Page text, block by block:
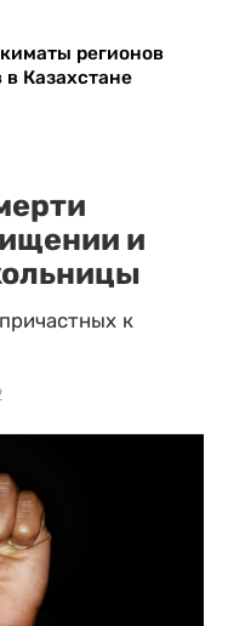
регионов
в Казахстане
и
к